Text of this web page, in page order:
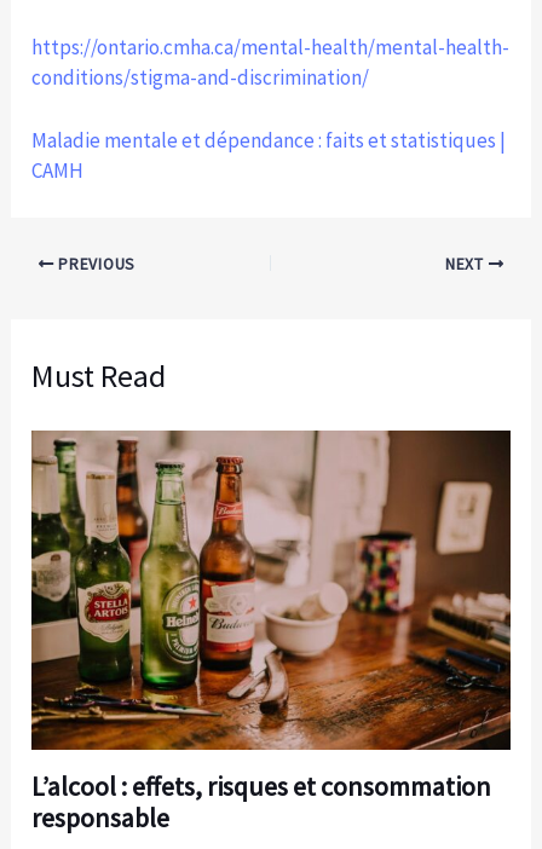
https://ontario.cmha.ca/mental-health/mental-health-
conditions/stigma-and-discrimination/
Maladie mentale et dépendance : faits et statistiques |
CAMH
PREVIOUS NEXT
Must Read
L’alcool : effets, risques et consommation
responsable